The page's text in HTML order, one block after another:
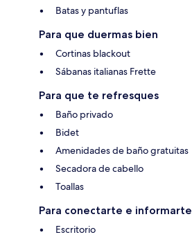
Batas y pantuflas
Para que duermas bien
Cortinas blackout
Sábanas italianas Frette
Para que te refresques
Baño privado
Bidet
Amenidades de baño gratuitas
Secadora de cabello
Toallas
Para conectarte e informarte
Escritorio